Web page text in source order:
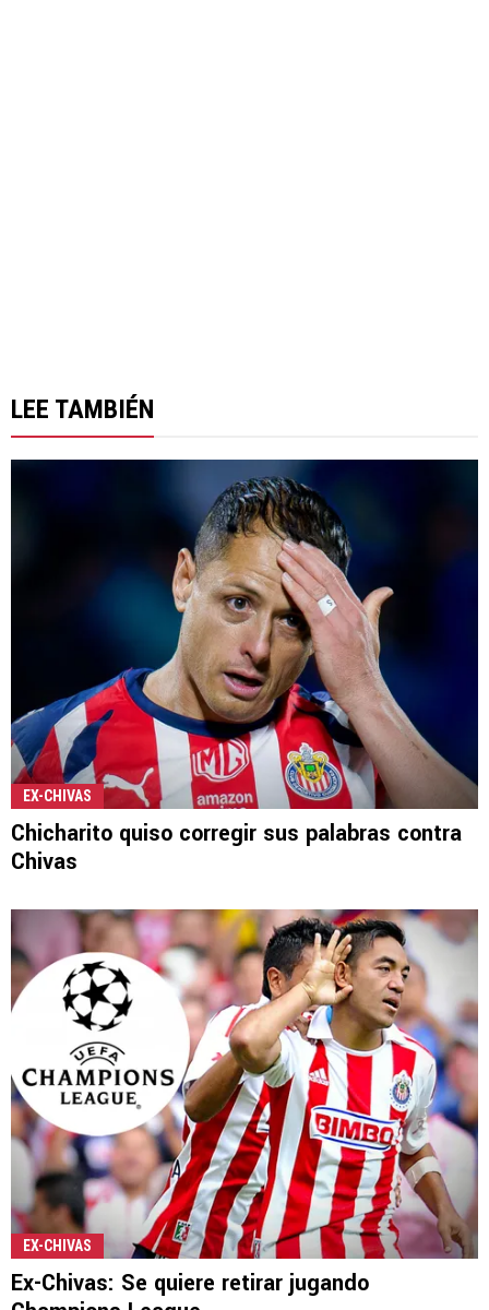
LEE TAMBIÉN
EX-CHIVAS
Chicharito quiso corregir sus palabras contra
Chivas
EX-CHIVAS
Ex-Chivas: Se quiere retirar jugando